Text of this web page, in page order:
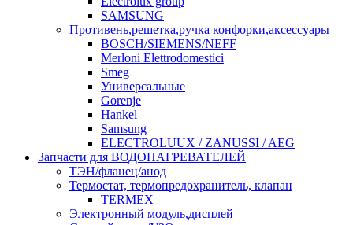
SAMSUNG
Противень,решетка,ручка конфорки,аксессуары
BOSCH/SIEMENS/NEFF
Merloni Elettrodomestici
Smeg
Универсальные
Gorenje
Hankel
Samsung
ELECTROLUUX / ZANUSSI / AEG
Запчасти для ВОДОНАГРЕВАТЕЛЕЙ
ТЭН/фланец/анод
Термостат, термопредохранитель, клапан
TERMEX
Электронный модуль,дисплей